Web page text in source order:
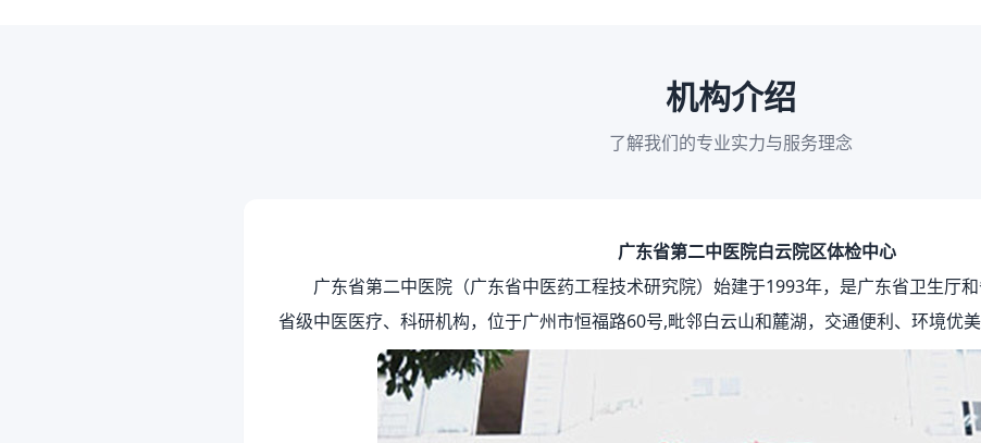
机构介绍
了解我们的专业实力与服务理念
广东省第二中医院白云院区体检中心
广东省第二中医院（广东省中医药工程技术研究院）始建于1993年，是广东省卫生厅
省级中医医疗、科研机构，位于广州市恒福路60号,毗邻白云山和麓湖，交通便利、环境优美